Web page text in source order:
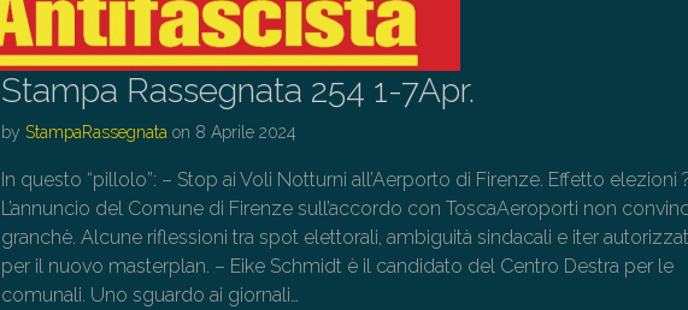
Stampa Rassegnata 254 1-7Apr.
by StampaRassegnata on 8 Aprile 2024
In questo “pillolo”: – Stop ai Voli Notturni all’Aerporto di Firenze. Effetto elezioni
L’annuncio del Comune di Firenze sull’accordo con ToscaAeroporti non
granchè. Alcune riflessioni tra spot elettorali, ambiguità sindacali e iter
per il nuovo masterplan. – Eike Schmidt è il candidato del Centro Destra per le
comunali. Uno sguardo ai giornali…